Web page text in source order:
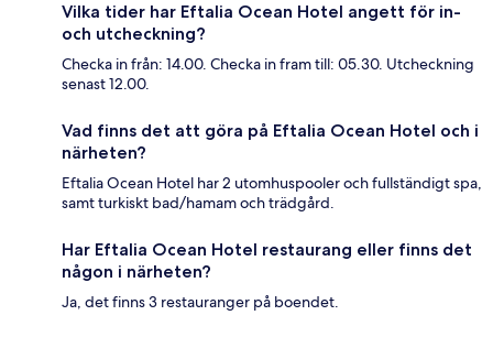
Vilka tider har Eftalia Ocean Hotel angett för in-
och utcheckning?
Checka in från: 14.00. Checka in fram till: 05.30. Utcheckning
senast 12.00.
Vad finns det att göra på Eftalia Ocean Hotel och i
närheten?
Eftalia Ocean Hotel har 2 utomhuspooler och fullständigt spa,
samt turkiskt bad/hamam och trädgård.
Har Eftalia Ocean Hotel restaurang eller finns det
någon i närheten?
Ja, det finns 3 restauranger på boendet.